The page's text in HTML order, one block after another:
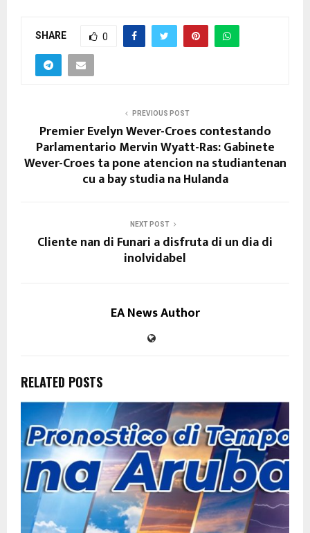
SHARE 0
PREVIOUS POST
Premier Evelyn Wever-Croes contestando
Parlamentario Mervin Wyatt-Ras: Gabinete
Wever-Croes ta pone atencion na studiantenan
cu a bay studia na Hulanda
NEXT POST
Cliente nan di Funari a disfruta di un dia di
inolvidabel
EA News Author
RELATED POSTS